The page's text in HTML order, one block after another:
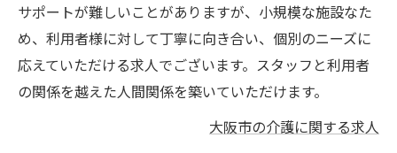
サポートが難しいことがありますが、小規模な施設なた
め、利用者様に対して丁寧に向き合い、個別のニーズに
応えていただける求人でございます。スタッフと利用者
の関係を越えた人間関係を築いていただけます。
大阪市の介護に関する求人